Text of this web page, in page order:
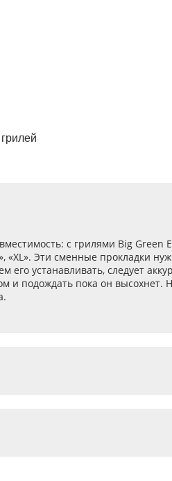
: с грилями Big Green
«XL». Эти сменные прокладки
устанавливать, следует
и подождать пока он